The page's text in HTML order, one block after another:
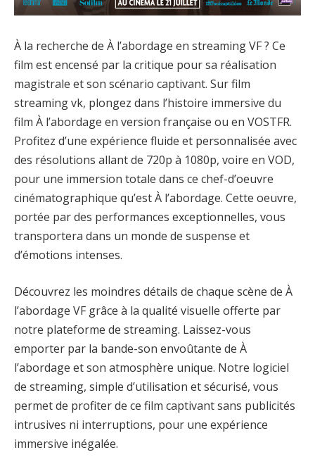
À la recherche de À l’abordage en streaming VF ? Ce
film est encensé par la critique pour sa réalisation
magistrale et son scénario captivant. Sur film
streaming vk, plongez dans l’histoire immersive du
film À l’abordage en version française ou en VOSTFR.
Profitez d’une expérience fluide et personnalisée avec
des résolutions allant de 720p à 1080p, voire en VOD,
pour une immersion totale dans ce chef-d’oeuvre
cinématographique qu’est À l’abordage. Cette oeuvre,
portée par des performances exceptionnelles, vous
transportera dans un monde de suspense et
d’émotions intenses.
Découvrez les moindres détails de chaque scène de À
l’abordage VF grâce à la qualité visuelle offerte par
notre plateforme de streaming. Laissez-vous
emporter par la bande-son envoûtante de À
l’abordage et son atmosphère unique. Notre logiciel
de streaming, simple d’utilisation et sécurisé, vous
permet de profiter de ce film captivant sans publicités
intrusives ni interruptions, pour une expérience
immersive inégalée.